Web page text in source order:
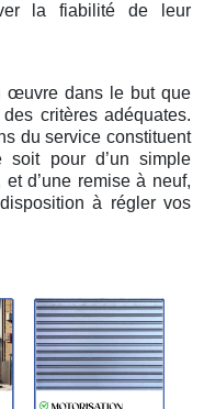
la fiabilité de leur
œuvre dans le but que
critères adéquates.
du service constituent
soit pour d’un simple
d’une remise à neuf,
à régler vos